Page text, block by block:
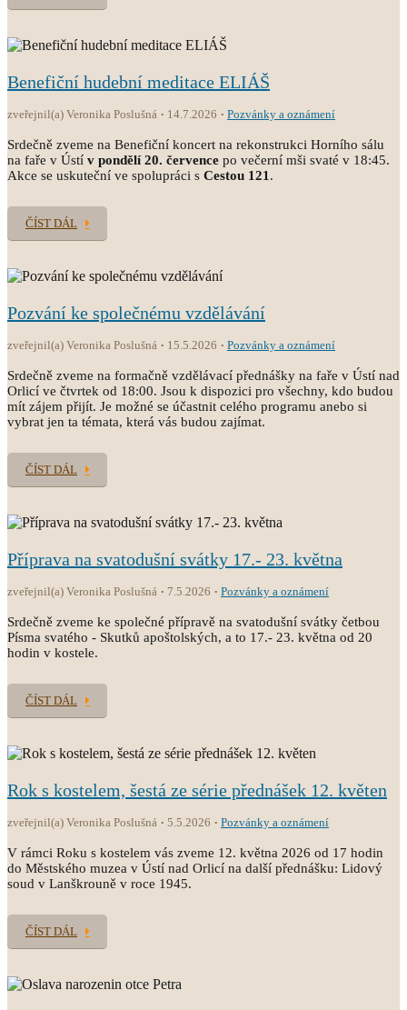
Benefiční hudební meditace ELIÁŠ
zveřejnil(a) Veronika Poslušná 14.7.2026 Pozvánky a oznámení
Srdečně zveme na Benefiční koncert na rekonstrukci Horního sálu
na faře v Ústí v pondělí 20. července po večerní mši svaté v 18:45.
Akce se uskuteční ve spolupráci s Cestou 121 .
ČÍST DÁL
Pozvání ke společnému vzdělávání
zveřejnil(a) Veronika Poslušná 15.5.2026 Pozvánky a oznámení
Srdečně zveme na formačně vzdělávací přednášky na faře v Ústí nad
Orlicí ve čtvrtek od 18:00. Jsou k dispozici pro všechny, kdo budou
mít zájem přijít. Je možné se účastnit celého programu anebo si
vybrat jen ta témata, která vás budou zajímat.
ČÍST DÁL
Příprava na svatodušní svátky 17.- 23. května
zveřejnil(a) Veronika Poslušná 7.5.2026 Pozvánky a oznámení
Srdečně zveme ke společné přípravě na svatodušní svátky četbou
Písma svatého - Skutků apoštolských, a to 17.- 23. května od 20
hodin v kostele.
ČÍST DÁL
Rok s kostelem, šestá ze série přednášek 12. květen
zveřejnil(a) Veronika Poslušná 5.5.2026 Pozvánky a oznámení
V rámci Roku s kostelem vás zveme 12. května 2026 od 17 hodin
do Městského muzea v Ústí nad Orlicí na další přednášku: Lidový
soud v Lanškrouně v roce 1945.
ČÍST DÁL